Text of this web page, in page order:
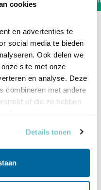
cookies
en advertenties te
social media te bieden
Ook delen we
site met onze
en analyse. Deze
combineren met andere
of die ze hebben
Details tonen